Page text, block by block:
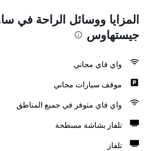
المزايا ووسائل الراحة في
جيستهاوس
واي فاي مجاني
موقف سيارات مجاني
واي فاي متوفر في جميع المناطق
تلفاز بشاشة مسطحة
تلفاز